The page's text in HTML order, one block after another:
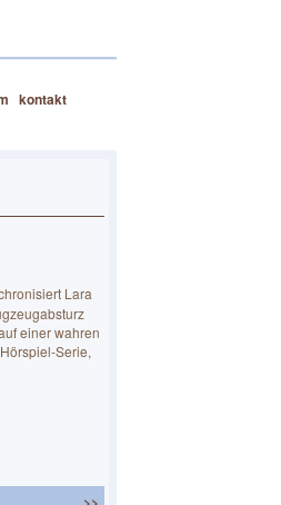
kontakt
Lara
einer wahren
Serie,